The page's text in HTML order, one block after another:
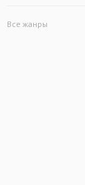
Все жанры